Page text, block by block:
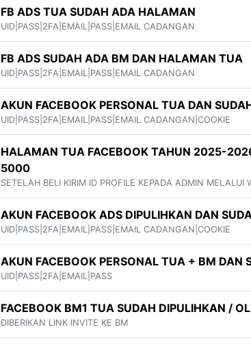
FB ADS TUA SUDAH ADA HALAMAN
UID|PASS|2FA|EMAIL|PASS|EMAIL CADANGAN
FB ADS SUDAH ADA BM DAN HALAMAN TUA
UID|PASS|2FA|EMAIL|PASS|EMAIL CADANGAN
AKUN FACEBOOK PERSONAL TUA DAN
UID|PASS|2FA|EMAIL|PASS|EMAIL CADANGAN|COOKIE
HALAMAN TUA FACEBOOK TAHUN 2025-
5000
SETELAH BELI KIRIM ID PROFILE KEPADA ADMIN MELALUI
AKUN FACEBOOK ADS DIPULIHKAN DAN
UID|PASS|2FA|EMAIL|PASS|EMAIL CADANGAN|COOKIE
AKUN FACEBOOK PERSONAL TUA + BM DAN
UID|PASS|2FA|EMAIL|PASS
FACEBOOK BM1 TUA SUDAH DIPULIHKAN /
DIBERIKAN LINK INVITE KE BM